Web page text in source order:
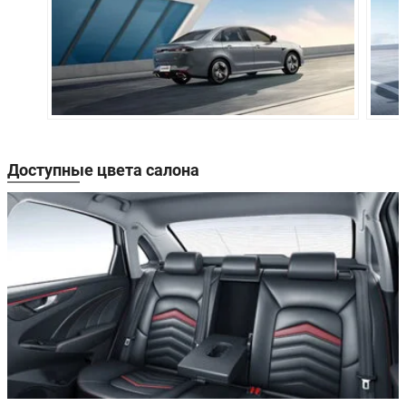
Объём багажника: -
Трансмиссия: Вариатор
Привод: Передний Передний
Передняя
Независимая,
Независимая,
Задняя подвеска:
Многорычажная
независимая
Передние
Дисковые
вентилируемые
Дисковые
Задние тормоза: Дисковые Дисковые
Производство: Китай
Гарантия: 5 лет или 150 000 км пробега
Доступные цвета салона